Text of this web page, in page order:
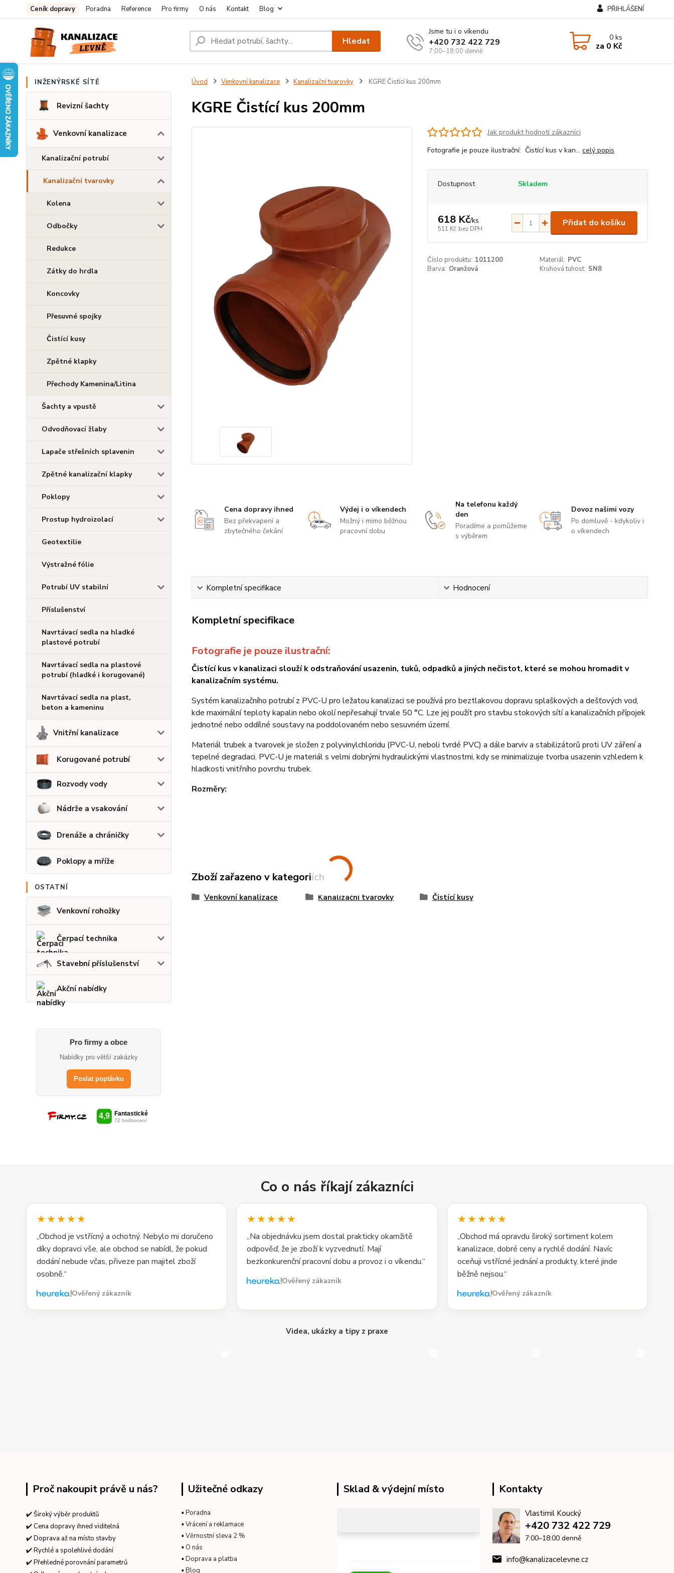
Ceník dopravy Poradna Reference Pro firmy O nás Kontakt Blog PŘIHLÁŠENÍ
Hledat
Jsme tu i o víkendu
+420 732 422 729
7:00–18:00 denně
0ks
za 0 Kč
INŽENÝRSKÉ SÍTĚ
Revizní šachty
Venkovní kanalizace
Kanalizační potrubí
Kanalizační tvarovky
Kolena
Odbočky
Redukce
Zátky do hrdla
Koncovky
Přesuvné spojky
Čistící kusy
Zpětné klapky
Přechody Kamenina/Litina
Šachty a vpustě
Odvodňovací žlaby
Lapače střešních splavenin
Zpětné kanalizační klapky
Poklopy
Prostup hydroizolací
Geotextilie
Výstražné fólie
Potrubí UV stabilní
Příslušenství
Navrtávací sedla na hladké
plastové potrubí
Navrtávací sedla na plastové
potrubí (hladké i korugované)
Navrtávací sedla na plast,
beton a kameninu
Vnitřní kanalizace
Korugované potrubí
Rozvody vody
Nádrže a vsakování
Drenáže a chráničky
Poklopy a mříže
OSTATNÍ
Venkovní rohožky
Čerpací technika
Stavební příslušenství
Akční nabídky
Pro firmy a obce
Nabídky pro větší zakázky
Poslat poptávku
Úvod Venkovní kanalizace Kanalizační tvarovky KGRE Čistící kus 200mm
KGRE Čistící kus 200mm
Jak produkt hodnotí zákazníci
Fotografie je pouze ilustrační: Čistící kus v kan... celý popis
Dostupnost Skladem
618 Kč/ks
511 Kč bez DPH
Přidat do košíku
Číslo produktu: 1011200 Materiál: PVC
Barva: Oranžová Kruhová tuhost: SN8
Cena dopravy ihned
Bez překvapení a
zbytečného čekání
Výdej i o víkendech
Možný i mimo běžnou
pracovní dobu
Na telefonu každý
den
Poradíme a pomůžeme
s výběrem
Dovoz našimi vozy
Po domluvě - kdykoliv i
o víkendech
Kompletní specifikace Hodnocení
Kompletní specifikace
Fotografie je pouze ilustrační:
Čistící kus v kanalizaci slouží k odstraňování usazenin, tuků, odpadků a jiných nečistot, které se mohou hromadit v
kanalizačním systému.
Systém kanalizačního potrubí z PVC-U pro ležatou kanalizaci se používá pro beztlakovou dopravu splaškových a dešťových vod,
kde maximální teploty kapalin nebo okolí nepřesahují trvale 50 °C. Lze jej použít pro stavbu stokových sítí a kanalizačních přípojek
jednotné nebo oddílné soustavy na poddolovaném nebo sesuvném území.
Materiál trubek a tvarovek je složen z polyvinylchloridu (PVC-U, neboli tvrdé PVC) a dále barviv a stabilizátorů proti UV záření a
tepelné degradaci. PVC-U je materiál s velmi dobrými hydraulickými vlastnostmi, kdy se minimalizuje tvorba usazenin vzhledem k
hladkosti vnitřního povrchu trubek.
Rozměry:
Zboží zařazeno v kategoriích
Venkovní kanalizace Kanalizační tvarovky Čistící kusy
Co o nás říkají zákazníci
★★★★★
„Obchod je vstřícný a ochotný. Nebylo mi doručeno
díky dopravci vše, ale obchod se nabídl, že pokud
dodání nebude včas, přiveze pan majitel zboží
osobně.“
Ověřený zákazník
★★★★★
„Na objednávku jsem dostal prakticky okamžitě
odpověď, že je zboží k vyzvednutí. Mají
bezkonkurenční pracovní dobu a provoz i o víkendu.“
Ověřený zákazník
★★★★★
„Obchod má opravdu široký sortiment kolem
kanalizace, dobré ceny a rychlé dodání. Navíc
oceňuji vstřícné jednání a produkty, které jinde
běžně nejsou.“
Ověřený zákazník
Videa, ukázky a tipy z praxe
Proč nakoupit právě u nás?
✔️ Široký výběr produktů
✔️ Cena dopravy ihned viditelná
✔️ Doprava až na místo stavby
✔️ Rychlé a spolehlivé dodání
✔️ Přehledné porovnání parametrů
Užitečné odkazy
▪ Poradna
▪ Vrácení a reklamace
▪ Věrnostní sleva 2 %
▪ O nás
▪ Doprava a platba
▪ Blog
Sklad & výdejní místo Kontakty
Vlastimil Koucký
+420 732 422 729
7:00–18:00 denně
info@kanalizacelevne.cz